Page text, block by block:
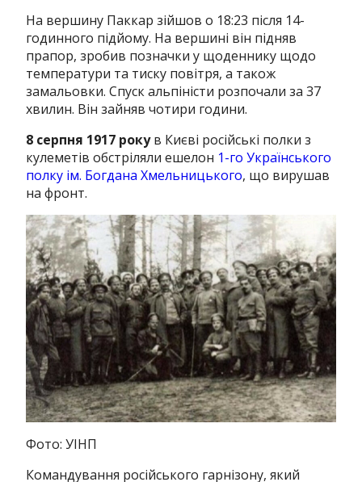
На вершину Паккар зійшов о 18:23 після 14-
годинного підйому. На вершині він підняв
прапор, зробив позначки у щоденнику щодо
температури та тиску повітря, а також
замальовки.Спуск альпіністи розпочали за 37
хвилин. Він зайняв чотири години.
8 серпня 1917 рокув Києві російські полки з
кулеметів обстріляли ешелон 1-го Українського
полку ім. Богдана Хмельницького, що вирушав
на фронт.
Фото: УІНП
Командування російського гарнізону, який